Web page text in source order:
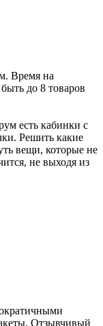
Время на
до 8 товаров
есть кабинки с
Решить какие
вещи, которые не
не выходя из
Отзывчивый